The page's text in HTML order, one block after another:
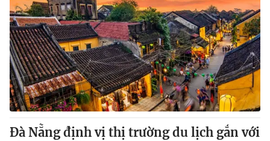
VTV Sức khoẻ Bất động sản
Thị trường 24h Tấm lòng Việt
VTV4 Vươn mình bằng AI
VTV9 VTV8
Đà Nẵng định vị thị trường du lịch gắn với